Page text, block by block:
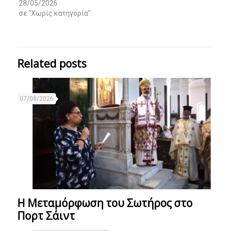
28/05/2026
σε "Χωρίς κατηγορία"
Related posts
07/08/2026
Η Μεταμόρφωση του Σωτήρος στο
Πορτ Σάιντ